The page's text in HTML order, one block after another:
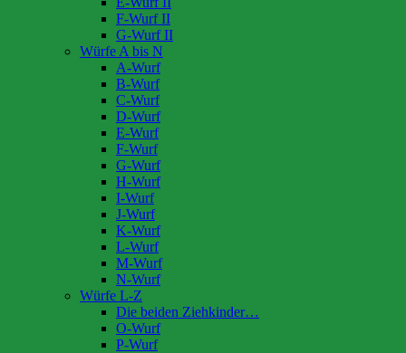
F-Wurf II
G-Wurf II
Würfe A bis N
A-Wurf
B-Wurf
C-Wurf
D-Wurf
E-Wurf
F-Wurf
G-Wurf
H-Wurf
I-Wurf
J-Wurf
K-Wurf
L-Wurf
M-Wurf
N-Wurf
Würfe L-Z
Die beiden Ziehkinder…
O-Wurf
P-Wurf